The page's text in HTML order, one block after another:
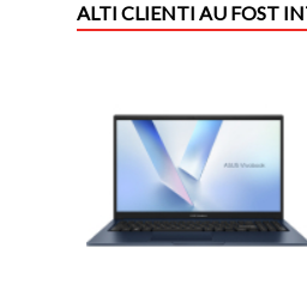
ALTI CLIENTI AU FOST